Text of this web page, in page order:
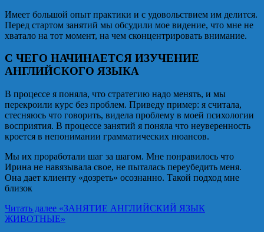
Имеет большой опыт практики и с удовольствием им делится.
Перед стартом занятий мы обсудили мое видение, что мне не
хватало на тот момент, на чем сконцентрировать внимание.
С ЧЕГО НАЧИНАЕТСЯ ИЗУЧЕНИЕ
АНГЛИЙСКОГО ЯЗЫКА
В процессе я поняла, что стратегию надо менять, и мы
перекроили курс без проблем. Приведу пример: я считала,
стесняюсь что говорить, видела проблему в моей психологии
восприятия. В процессе занятий я поняла что неуверенность
кроется в непонимании грамматических нюансов.
Мы их проработали шаг за шагом. Мне понравилось что
Ирина не навязывала свое, не пыталась переубедить меня.
Она дает клиенту «дозреть» осознанно. Такой подход мне
близок
Читать далее «ЗАНЯТИЕ АНГЛИЙСКИЙ ЯЗЫК
ЖИВОТНЫЕ»